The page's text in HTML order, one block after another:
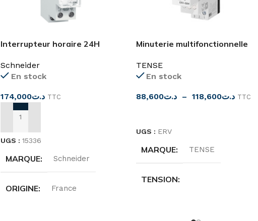
Interrupteur horaire 24H
100h
Schneider
En stock
د.ت174,000 TTC
AJOUTER AU PANIER
UGS : 15336
MARQUE Schneider
ORIGINE France
Minuterie multifonctionnelle
(Ajustable)
TENSE
En stock
د.ت88,600 – د.ت118,600 TTC
UGS : ERV
MARQUE TENSE
TENSION